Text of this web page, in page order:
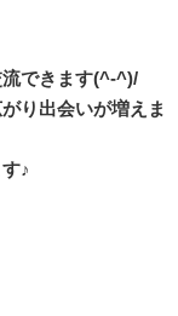
流できます(^-^)/
り出会いが増えま
♪